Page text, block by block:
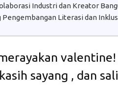
Industri dan Kreator
Pengembangan Literasi dan
sayang , dan